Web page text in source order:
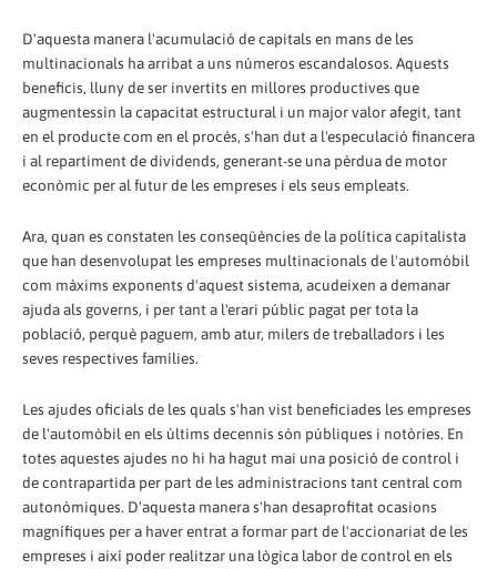
D'aquesta manera l'acumulació de capitals en mans de les
multinacionals ha arribat a uns números escandalosos. Aquests
beneficis, lluny de ser invertits en millores productives que
augmentessin la capacitat estructural i un major valor afegit, tant
en el producte com en el procés, s'han dut a l'especulació financera
i al repartiment de dividends, generant-se una pèrdua de motor
econòmic per al futur de les empreses i els seus empleats.
Ara, quan es constaten les conseqüències de la política capitalista
que han desenvolupat les empreses multinacionals de l'automòbil
com màxims exponents d'aquest sistema, acudeixen a demanar
ajuda als governs, i per tant a l'erari públic pagat per tota la
població, perquè paguem, amb atur, milers de treballadors i les
seves respectives famílies.
Les ajudes oficials de les quals s'han vist beneficiades les empreses
de l'automòbil en els últims decennis són públiques i notòries. En
totes aquestes ajudes no hi ha hagut mai una posició de control i
de contrapartida per part de les administracions tant central com
autonòmiques. D'aquesta manera s'han desaprofitat ocasions
magnífiques per a haver entrat a formar part de l'accionariat de les
empreses i així poder realitzar una lògica labor de control en els